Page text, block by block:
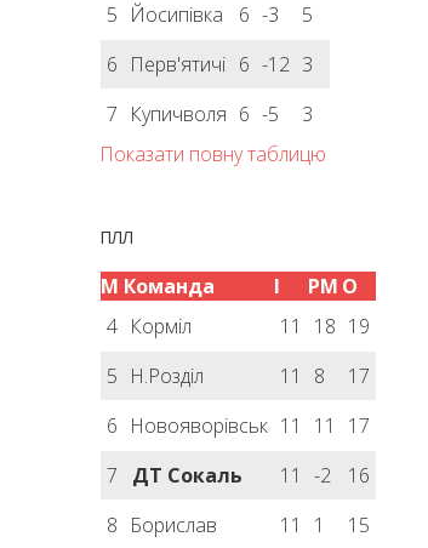
5 Йосипівка 6 -3
5
6 Перв'ятичі 6 -12 3
7 Купичволя 6 -5
3
Показати повну таблицю
ПЛЛ
М Команда І РМ О
4 Корміл 11 18 19
5 Н.Розділ 11 8
17
6 Новояворівськ 11 11
17
7
ДТ Сокаль 11 -2
16
8 Борислав 11 1
15